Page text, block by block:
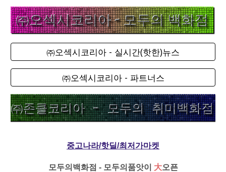
㈜오섹시코리아 - 실시간(핫한)뉴스
㈜오섹시코리아 - 파트너스
중고나라/핫딜/최저가마켓
모두의백화점 - 모두의품앗이 大오픈